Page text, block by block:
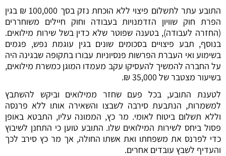
התובע עתר לתשלום פיצוי ללא הוכחת נזק בסך 100,000 ₪ בגין
הפרת חוק שוויון הזדמנויות בעבודה וחוק חיילים משוחררים
(החזרה לעבודה), בטענה שפוטר שלא כדין בשל שירות מילואים.
בנוסף, תבע פיצויים בסכומים שונים בגין עוגמת נפש, פגמים
בשימוע ואי העברת הפרשות פנסיוניות עבורו בתקופה שבגינה היה
על החברה להמשיך להעסיקו עקב מעמדו המוגן כמשרת מילואים,
בשיעור מצטבר של 35,000 ₪.
לטענת התובע, בכל פעם שחזר ממילואים וביקש להשתבץ
למשמרות, הנתבעת סירבה לשבצו והשאירה אותו ללא פרנסה
וללא תשלום ביטוח לאומי. מר כץ, הממונה עליו, התבטא באופן
פסול ביחס לשירות המילואים שלו. התובע טוען כי התחנן לשיבוץ
כדי לפרנס את משפחתו ואת אשתו החולה, אך מר כץ סירב לכך
והעדיף לשבץ עובדים אחרים.